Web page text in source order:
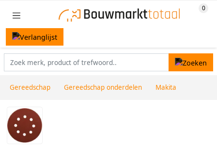
Gereedschap Gereedschap onderdelen Makita